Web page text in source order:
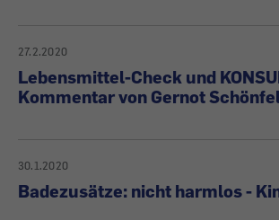
27.2.2020
Lebensmittel-Check und
Kommentar von Gernot
30.1.2020
Badezusätze: nicht harmlos -